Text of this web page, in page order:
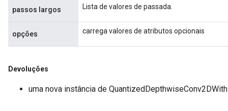
passos largos Lista de valores de passada.
opções carrega valores de atributos opcionais
Devoluções
uma nova instância de